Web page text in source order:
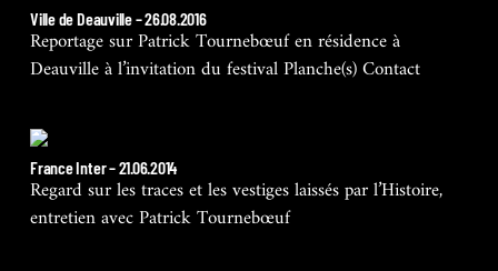
Ville de Deauville – 26.08.2016
Reportage sur Patrick Tournebœuf en résidence à
Deauville à l’invitation du festival Planche(s) Contact
France Inter – 21.06.2014
Regard sur les traces et les vestiges laissés par l’Histoire,
entretien avec Patrick Tournebœuf